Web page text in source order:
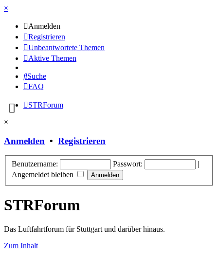
×
Anmelden
Registrieren
Unbeantwortete Themen
Aktive Themen
Suche
FAQ
STRForum
×
Anmelden • Registrieren
Benutzername: Passwort:
|
Angemeldet bleiben
STRForum
Das Luftfahrtforum für Stuttgart und darüber hinaus.
Zum Inhalt